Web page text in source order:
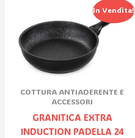
In Vendita!
COTTURA ANTIADERENTE E
ACCESSORI
GRANITICA EXTRA
INDUCTION PADELLA 24
Prezzo
Originale
Era:
42,72 €.
Il
Prezzo
Attuale